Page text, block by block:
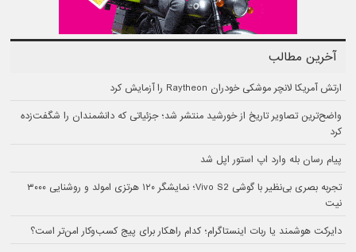
آخرین مطالب
ارتش آمریکا لانچر موشکی خودران Raytheon را آزمایش کرد
واضح‌ترین تصاویر تاریخ از خورشید منتشر شد؛ جزئیاتی که دانشمندان را شگفت‌زده
کرد
پیام رسان بله وارد اپ استور اپل شد
تجربه بصری بی‌نظیر با گوشی Vivo S2؛ نمایشگر ۱۲۰ هرتزی امولد و روشنایی ۳۰۰۰
نیت
دایرکت هوشمند یا ربات اینستاگرام؛ کدام راهکار برای پیج کسب‌وکار امن‌تر است؟